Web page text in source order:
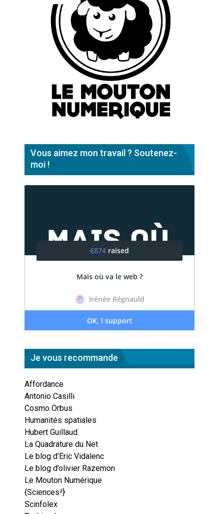
Vous aimez mon travail ? Soutenez-
moi !
Je vous recommande
Affordance
Antonio Casilli
Cosmo Orbus
Humanités spatiales
Hubert Guillaud
La Quadrature du Net
Le blog d’Eric Vidalenc
Le blog d’olivier Razemon
Le Mouton Numérique
{Sciences²}
Scinfolex